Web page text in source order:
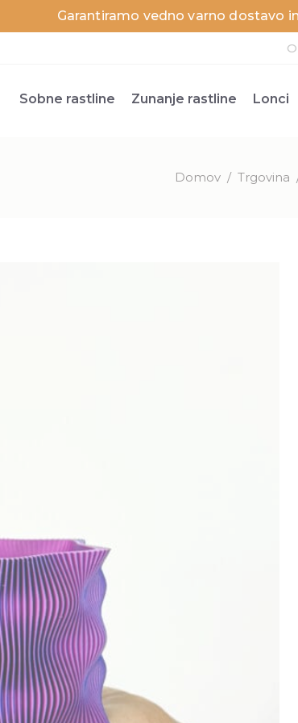
Garantiramo vedno varno dostavo
Sobne rastline Zunanje rastline Lonci
Domov / Trgovina